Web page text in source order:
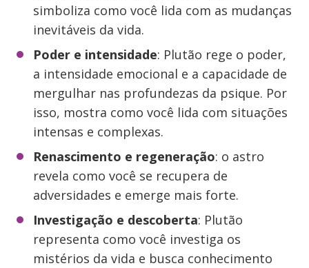
simboliza como você lida com as mudanças
inevitáveis da vida.
Poder e intensidade: Plutão rege o poder,
a intensidade emocional e a capacidade de
mergulhar nas profundezas da psique. Por
isso, mostra como você lida com situações
intensas e complexas.
Renascimento e regeneração: o astro
revela como você se recupera de
adversidades e emerge mais forte.
Investigação e descoberta: Plutão
representa como você investiga os
mistérios da vida e busca conhecimento